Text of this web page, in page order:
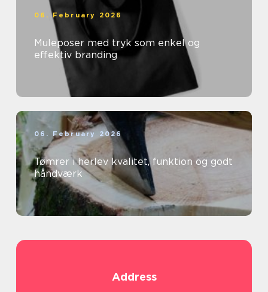
06. February 2026
Muleposer med tryk som enkel og
effektiv branding
06. February 2026
Tømrer i herlev kvalitet, funktion og godt
håndværk
Address